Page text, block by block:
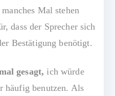
Mal stehen
dass der Sprecher sich
Bestätigung benötigt.
gesagt, ich würde
häufig benutzen. Als